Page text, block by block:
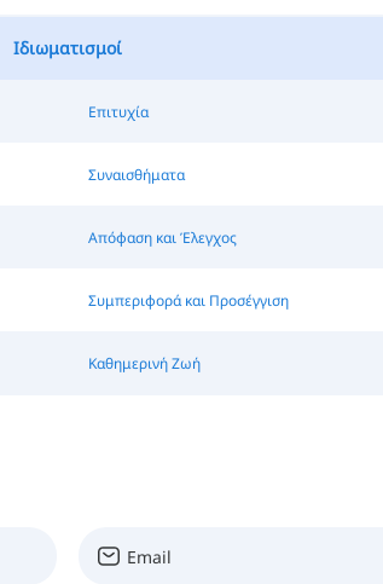
Ιδιωματισμοί
Επιτυχία
Συναισθήματα
Απόφαση και Έλεγχος
Συμπεριφορά και Προσέγγιση
Καθημερινή Ζωή